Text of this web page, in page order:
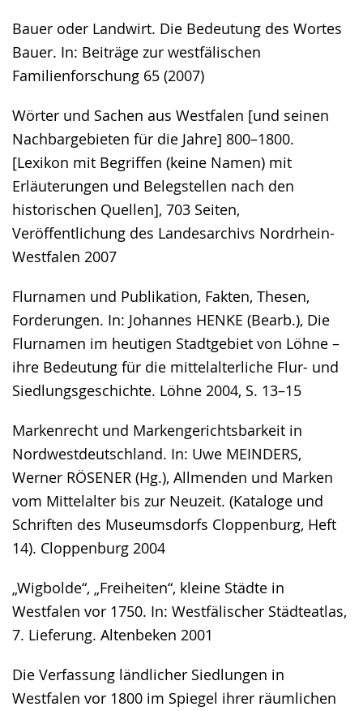
Bauer oder Landwirt. Die Bedeutung des Wortes
Bauer. In: Beiträge zur westfälischen
Familienforschung 65 (2007)
Wörter und Sachen aus Westfalen [und seinen
Nachbargebieten für die Jahre] 800–1800.
[Lexikon mit Begriffen (keine Namen) mit
Erläuterungen und Belegstellen nach den
historischen Quellen], 703 Seiten,
Veröffentlichung des Landesarchivs Nordrhein-
Westfalen 2007
Flurnamen und Publikation, Fakten, Thesen,
Forderungen. In: Johannes HENKE (Bearb.), Die
Flurnamen im heutigen Stadtgebiet von Löhne –
ihre Bedeutung für die mittelalterliche Flur- und
Siedlungsgeschichte. Löhne 2004, S. 13–15
Markenrecht und Markengerichtsbarkeit in
Nordwestdeutschland. In: Uwe MEINDERS,
Werner RÖSENER (Hg.), Allmenden und Marken
vom Mittelalter bis zur Neuzeit. (Kataloge und
Schriften des Museumsdorfs Cloppenburg, Heft
14). Cloppenburg 2004
„Wigbolde“, „Freiheiten“, kleine Städte in
Westfalen vor 1750. In: Westfälischer Städteatlas,
7. Lieferung. Altenbeken 2001
Die Verfassung ländlicher Siedlungen in
Westfalen vor 1800 im Spiegel ihrer räumlichen